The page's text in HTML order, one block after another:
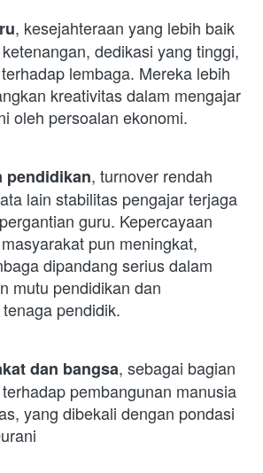
, kesejahteraan yang lebih baik
dedikasi yang tinggi,
lembaga. Mereka lebih
kreativitas dalam mengajar
oleh persoalan ekonomi.
pendidikan, turnover rendah
lain stabilitas pengajar terjaga
guru. Kepercayaan
pun meningkat,
dipandang serius dalam
mutu pendidikan dan
pendidik.
dan bangsa, sebagai bagian
pembangunan manusia
yang dibekali dengan pondasi